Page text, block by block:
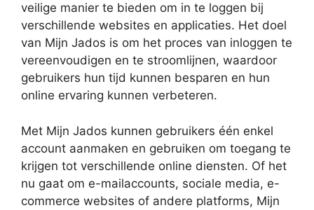
veilige manier te bieden om in te loggen bij
verschillende websites en applicaties. Het doel
van Mijn Jados is om het proces van inloggen te
vereenvoudigen en te stroomlijnen, waardoor
gebruikers hun tijd kunnen besparen en hun
online ervaring kunnen verbeteren.
Met Mijn Jados kunnen gebruikers één enkel
account aanmaken en gebruiken om toegang te
krijgen tot verschillende online diensten. Of het
nu gaat om e-mailaccounts, sociale media, e-
commerce websites of andere platforms, Mijn